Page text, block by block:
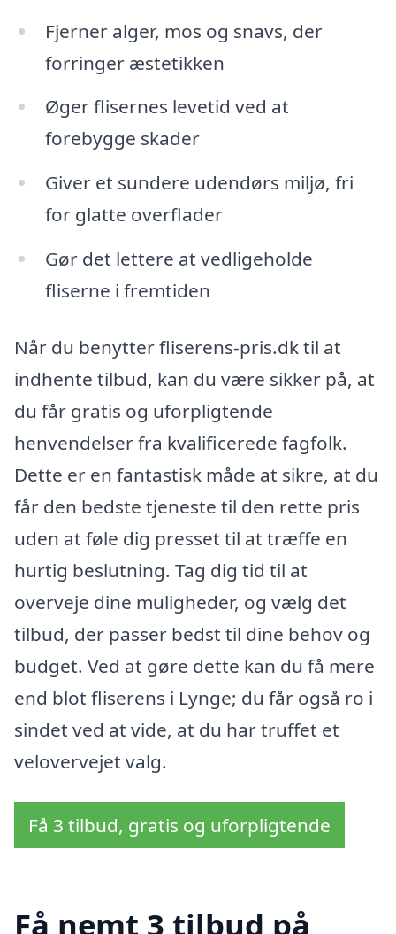
Fjerner alger, mos og snavs, der
forringer æstetikken
Øger flisernes levetid ved at
forebygge skader
Giver et sundere udendørs miljø, fri
for glatte overflader
Gør det lettere at vedligeholde
fliserne i fremtiden
Når du benytter fliserens-pris.dk til at
indhente tilbud, kan du være sikker på, at
du får gratis og uforpligtende
henvendelser fra kvalificerede fagfolk.
Dette er en fantastisk måde at sikre, at du
får den bedste tjeneste til den rette pris
uden at føle dig presset til at træffe en
hurtig beslutning. Tag dig tid til at
overveje dine muligheder, og vælg det
tilbud, der passer bedst til dine behov og
budget. Ved at gøre dette kan du få mere
end blot fliserens i Lynge; du får også ro i
sindet ved at vide, at du har truffet et
velovervejet valg.
Få 3 tilbud, gratis og uforpligtende
Få nemt 3 tilbud på